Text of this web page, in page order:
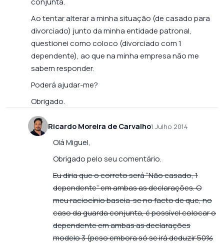
Ao tentar alterar a minha situação (de casado para
divorciado) junto da minha entidade patronal,
questionei como coloco (divorciado com 1
dependente), ao que na minha empresa não me
sabem responder.
Poderá ajudar-me?
Obrigado.
Ricardo Moreira de Carvalho1 Julho 2014
Olá Miguel,
Obrigado pelo seu comentário.
Eu diria que o correto será “Não casado, 1
dependente” em ambas as declarações. O
meu raciocínio baseia-se no facto de que, no
caso da guarda conjunta, é possível colocar o
dependente em ambas as declarações
modelo 3 (peso embora só se irá deduzir 50%